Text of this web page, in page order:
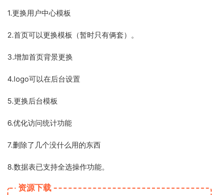
1.更换用户中心模板
2.首页可以更换模板（暂时只有俩套）。
3.增加首页背景更换
4.logo可以在后台设置
5.更换后台模板
6.优化访问统计功能
7.删除了几个没什么用的东西
8.数据表已支持全选操作功能。
资源下载